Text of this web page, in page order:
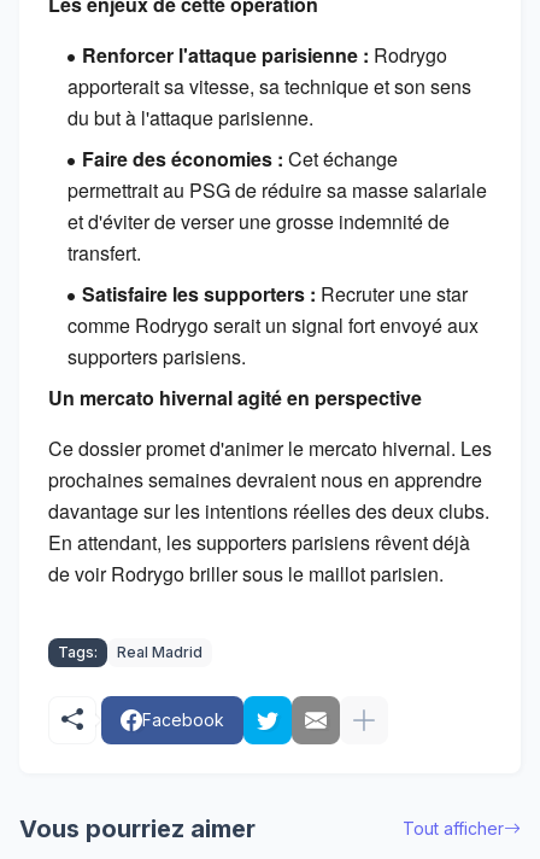
Renforcer l'attaque parisienne : Rodrygo
apporterait sa vitesse, sa technique et son sens
du but à l'attaque parisienne.
Faire des économies : Cet échange
permettrait au PSG de réduire sa masse salariale
et d'éviter de verser une grosse indemnité de
transfert.
Satisfaire les supporters : Recruter une star
comme Rodrygo serait un signal fort envoyé aux
supporters parisiens.
Un mercato hivernal agité en perspective
Ce dossier promet d'animer le mercato hivernal. Les
prochaines semaines devraient nous en apprendre
davantage sur les intentions réelles des deux clubs.
En attendant, les supporters parisiens rêvent déjà
de voir Rodrygo briller sous le maillot parisien.
Tags: Real Madrid
Facebook
Vous pourriez aimer Tout afficher